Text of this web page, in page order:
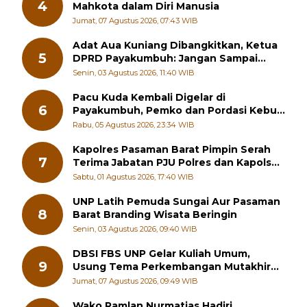
4 Mahkota dalam Diri Manusia
Jumat, 07 Agustus 2026, 07:43 WIB
5
Adat Aua Kuniang Dibangkitkan, Ketua
DPRD Payakumbuh: Jangan Sampai
Generasi Muda Hilang Jati Diri
Senin, 03 Agustus 2026, 11:40 WIB
6
Pacu Kuda Kembali Digelar di
Payakumbuh, Pemko dan Pordasi Kebut
Persiapan!
Rabu, 05 Agustus 2026, 23:34 WIB
7
Kapolres Pasaman Barat Pimpin Serah
Terima Jabatan PJU Polres dan Kapolsek
Sungai Beremas
Sabtu, 01 Agustus 2026, 17:40 WIB
8
UNP Latih Pemuda Sungai Aur Pasaman
Barat Branding Wisata Beringin
Senin, 03 Agustus 2026, 09:40 WIB
9
DBSI FBS UNP Gelar Kuliah Umum,
Usung Tema Perkembangan Mutakhir
Sastra Dunia
Jumat, 07 Agustus 2026, 09:49 WIB